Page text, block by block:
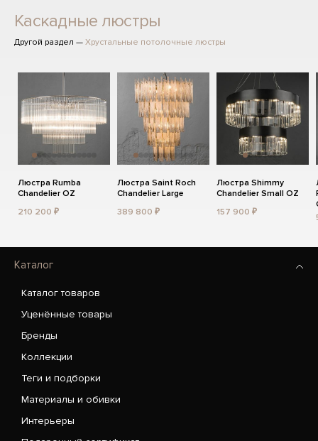
Каскадные люстры
Другой раздел — Хрустальные потолочные люстры
Люстра Rumba
Chandelier OZ
210 200 ₽
Люстра Saint Roch
Chandelier Large
389 800 ₽
Люстра Shimmy
Chandelier Small OZ
157 900 ₽
Каталог
Каталог товаров
Уценённые товары
Бренды
Коллекции
Теги и подборки
Материалы и обивки
Интерьеры